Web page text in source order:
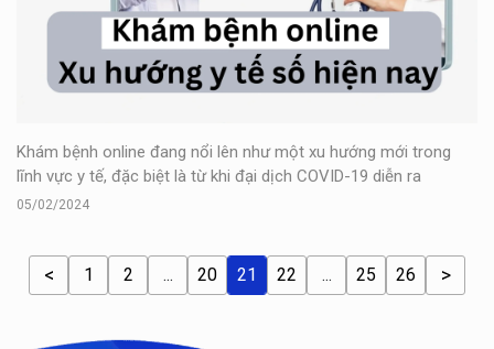
Khám bệnh online đang nổi lên như một xu hướng mới trong
lĩnh vực y tế, đặc biệt là từ khi đại dịch COVID-19 diễn ra
05/02/2024
1 2 ... 20 21 22 ... 25 26